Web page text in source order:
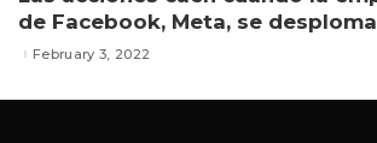
de Facebook, Meta, se
February 3, 2022